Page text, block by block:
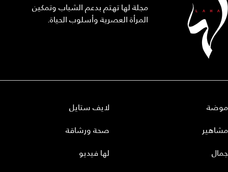
مجلة لها تهتم بدعم الشباب وتمكين
المرأة العصرية وأسلوب الحياة.
موضة
مشاهير
جمال
لايف ستايل
صحة ورشاقة
لها فيديو